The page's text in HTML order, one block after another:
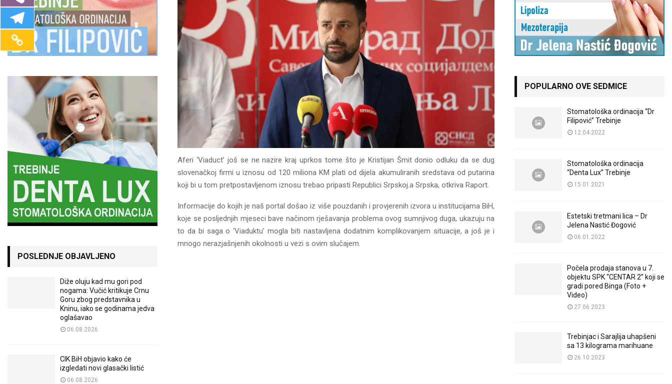
Aferi ‘Viaduct’ još se ne nazire kraj uprkos tome što je Kristijan Šmit donio odluku da se dug
slovenačkoj firmi u iznosu od 120 miliona KM plati od dijela akumuliranih sredstava od putarina
koji bi u tom pretpostavljenom iznosu trebao pripasti Republici Srpskoj.a Srpska, otkriva Raport.
Informacije do kojih je naš portal došao iz više pouzdanih i provjerenih izvora u institucijama BiH,
koje se posljednjih mjeseci bave načinom rješavanja problema ovog sumnjivog duga, ukazuju na
to da bi saga o ‘Viaduktu’ mogla biti nastavljena dodatnim komplikovanjem situacije, a još je i
mnogo nerazjašnjenih okolnosti u vezi s ovim slučajem.
POSLEDNJE OBJAVLJENO
Diže oluju kad mu gori pod
nogama: Vučić kritikuje Crnu
Goru zbog predstavnika u
Kninu, iako se godinama jedva
oglašavao
06.08.2026
CIK BiH objavio kako će
izgledati novi glasački listić
06.08.2026
POPULARNO OVE SEDMICE
Stomatološka ordinacija “Dr
Filipović” Trebinje
12.04.2022
Stomatološka ordinacija
“Denta Lux” Trebinje
15.01.2021
Estetski tretmani lica – Dr
Jelena Nastić Đogović
06.01.2022
Počela prodaja stanova u 7.
objektu SPK “CENTAR 2” koji se
gradi pored Binga (Foto +
Video)
27.06.2023
Trebinjac i Sarajlija uhapšeni
sa 13 kilograma marihuane
26.10.2023